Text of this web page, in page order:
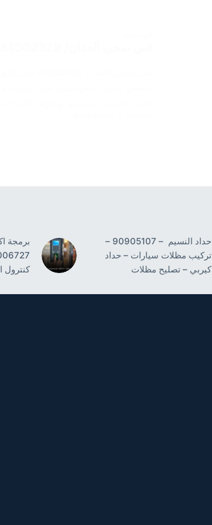
حداد النسيم – 90905107 –
تركيب مظلات سيارات – حداد
كيربي – تصليح مظلات
برمجة
كنترول